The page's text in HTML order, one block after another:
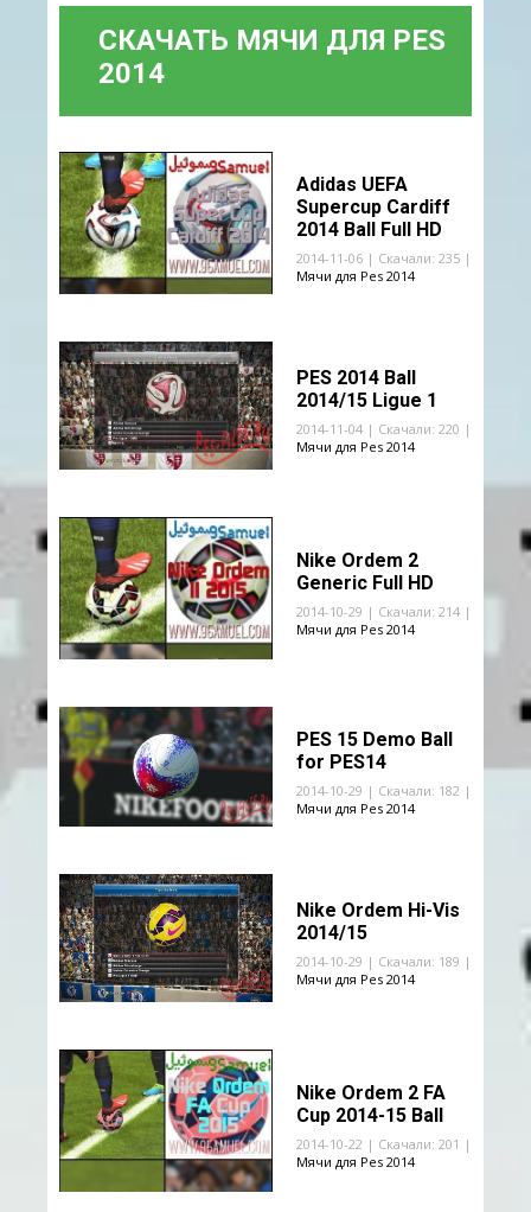
СКАЧАТЬ МЯЧИ ДЛЯ PES
2014
Adidas UEFA
Supercup Cardiff
2014 Ball Full HD
2014-11-06 | Скачали: 235 |
Мячи для Pes 2014
PES 2014 Ball
2014/15 Ligue 1
2014-11-04 | Скачали: 220 |
Мячи для Pes 2014
Nike Ordem 2
Generic Full HD
2014-10-29 | Скачали: 214 |
Мячи для Pes 2014
PES 15 Demo Ball
for PES14
2014-10-29 | Скачали: 182 |
Мячи для Pes 2014
Nike Ordem Hi-Vis
2014/15
2014-10-29 | Скачали: 189 |
Мячи для Pes 2014
Nike Ordem 2 FA
Cup 2014-15 Ball
2014-10-22 | Скачали: 201 |
Мячи для Pes 2014